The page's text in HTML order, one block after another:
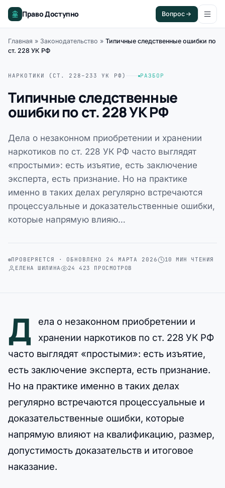
Право Доступно Вопрос
Главная » Законодательство » Типичные следственные ошибки по
ст. 228 УК РФ
НАРКОТИКИ (СТ. 228–233 УК РФ) РАЗБОР
Типичные следственные
ошибки по ст. 228 УК РФ
Дела о незаконном приобретении и хранении
наркотиков по ст. 228 УК РФ часто выглядят
«простыми»: есть изъятие, есть заключение
эксперта, есть признание. Но на практике
именно в таких делах регулярно встречаются
процессуальные и доказательственные ошибки,
которые напрямую влияю…
ПРОВЕРЯЕТСЯ · ОБНОВЛЕНО 24 МАРТА 2026
10 МИН ЧТЕНИЯ
ЕЛЕНА ШИЛИНА
24 423 ПРОСМОТРОВ
Д
ела о незаконном приобретении и
хранении наркотиков по ст. 228 УК РФ
часто выглядят «простыми»: есть изъятие,
есть заключение эксперта, есть признание.
Но на практике именно в таких делах
регулярно встречаются процессуальные и
доказательственные ошибки, которые
напрямую влияют на квалификацию, размер,
допустимость доказательств и итоговое
наказание.